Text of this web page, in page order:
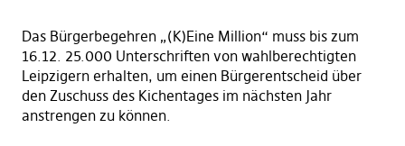
Das Bürgerbegehren „(K)Eine Million“ muss bis zum
16.12. 25.000 Unterschriften von wahlberechtigten
Leipzigern erhalten, um einen Bürgerentscheid über
den Zuschuss des Kichentages im nächsten Jahr
anstrengen zu können.